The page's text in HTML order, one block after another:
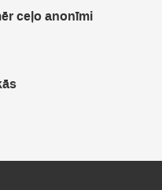
ceļo anonīmi